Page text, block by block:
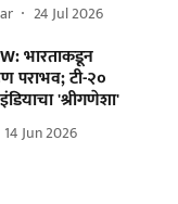
24 Jul 2026
भारताकडून
पराभव; टी-२०
'श्रीगणेशा'
14 Jun 2026